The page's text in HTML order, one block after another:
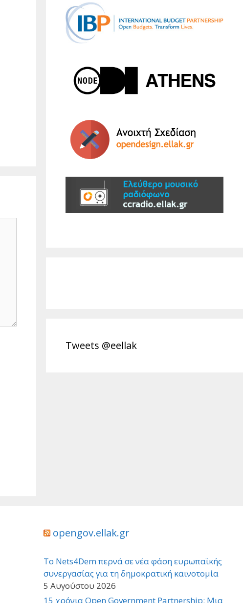
Tweets @eellak
opengov.ellak.gr
Το Nets4Dem περνά σε νέα φάση ευρωπαϊκής
συνεργασίας για τη δημοκρατική καινοτομία
5 Αυγούστου 2026
15 χρόνια Open Government Partnership: Μια